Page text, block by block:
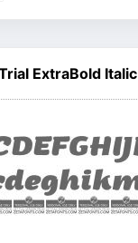
ExtraBold Italic